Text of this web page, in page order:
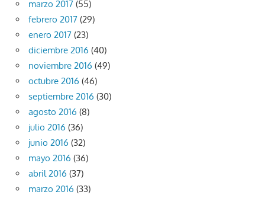
marzo 2017 (55)
febrero 2017 (29)
enero 2017 (23)
diciembre 2016 (40)
noviembre 2016 (49)
octubre 2016 (46)
septiembre 2016 (30)
agosto 2016 (8)
julio 2016 (36)
junio 2016 (32)
mayo 2016 (36)
abril 2016 (37)
marzo 2016 (33)